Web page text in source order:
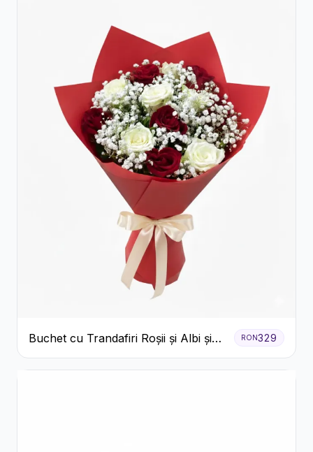
Buchet cu Trandafiri Roșii și Albi și
Gypsophila
RON329